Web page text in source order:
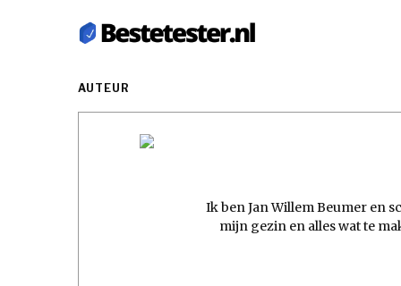
AUTEUR
Ik ben Jan Willem Beumer en
mijn gezin en alles wat te